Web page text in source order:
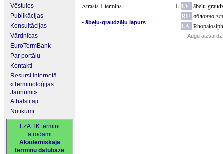
Vēstules
Publikācijas
Konsultācijas
Vārdnīcas
EuroTermBank
Par portālu
Kontakti
Resursi internetā
«Terminoloģijas
Jaunumi»
Atbalstītāji
Notikumi
LZA TK termini
atrodami
Akadēmiskajā
terminu datubāzē
Atrasts 1 termins
▪ ābeļu-graudzāļu laputs
LV ābeļu-
RU яблонно-
LA
Augu